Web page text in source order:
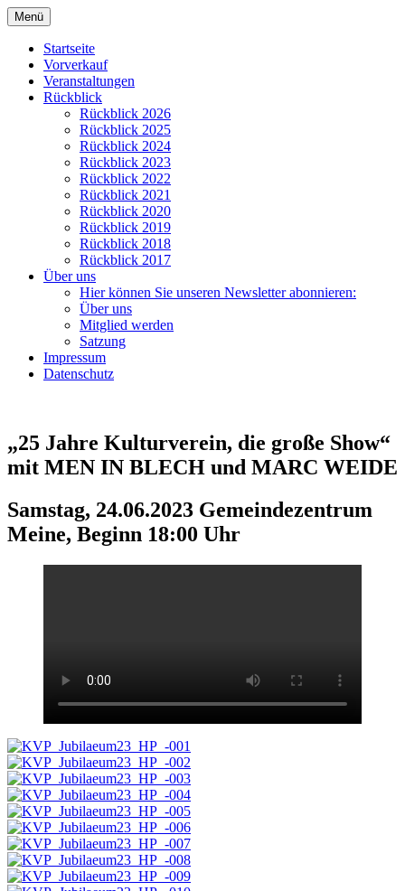
Zum
Inhalt
springen
Kulturverein Papenteich e.V.
Menü
Startseite
Vorverkauf
Veranstaltungen
Rückblick
Rückblick 2026
Rückblick 2025
Rückblick 2024
Rückblick 2023
Rückblick 2022
Rückblick 2021
Rückblick 2020
Rückblick 2019
Rückblick 2018
Rückblick 2017
Über uns
Hier können Sie unseren Newsletter abonnieren:
Über uns
Mitglied werden
Satzung
Impressum
Datenschutz
„25 Jahre Kulturverein, die große Show“
mit MEN IN BLECH und MARC WEIDE
Samstag, 24.06.2023 Gemeindezentrum
Meine, Beginn 18:00 Uhr